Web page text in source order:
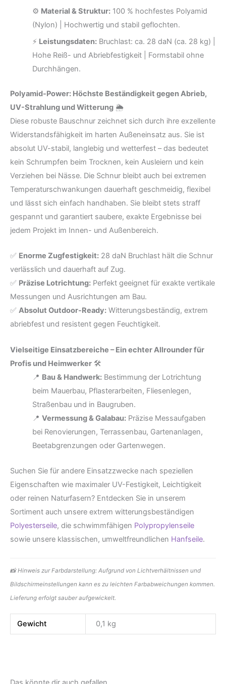
⚙️ Material & Struktur:100 % hochfestes Polyamid
(Nylon) | Hochwertig und stabil geflochten.
⚡ Leistungsdaten:Bruchlast: ca. 28 daN (ca. 28 kg) |
Hohe Reiß- und Abriebfestigkeit | Formstabil ohne
Durchhängen.
Polyamid-Power: Höchste Beständigkeit gegen Abrieb,
UV-Strahlung und Witterung 🌦️
Diese robuste Bauschnur zeichnet sich durch ihre exzellente
Widerstandsfähigkeit im harten Außeneinsatz aus. Sie ist
absolut UV-stabil, langlebig und wetterfest – das bedeutet
kein Schrumpfen beim Trocknen, kein Ausleiern und kein
Verziehen bei Nässe. Die Schnur bleibt auch bei extremen
Temperaturschwankungen dauerhaft geschmeidig, flexibel
und lässt sich einfach handhaben. Sie bleibt stets straff
gespannt und garantiert saubere, exakte Ergebnisse bei
jedem Projekt im Innen- und Außenbereich.
✅ Enorme Zugfestigkeit: 28 daN Bruchlast hält die Schnur
verlässlich und dauerhaft auf Zug.
✅ Präzise Lotrichtung: Perfekt geeignet für exakte vertikale
Messungen und Ausrichtungen am Bau.
✅ Absolut Outdoor-Ready: Witterungsbeständig, extrem
abriebfest und resistent gegen Feuchtigkeit.
Vielseitige Einsatzbereiche – Ein echter Allrounder für
Profis und Heimwerker 🛠️
📍 Bau & Handwerk:Bestimmung der Lotrichtung
beim Mauerbau, Pflasterarbeiten, Fliesenlegen,
Straßenbau und in Baugruben.
📍 Vermessung & Galabau:Präzise Messaufgaben
bei Renovierungen, Terrassenbau, Gartenanlagen,
Beetabgrenzungen oder Gartenwegen.
Suchen Sie für andere Einsatzzwecke nach speziellen
Eigenschaften wie maximaler UV-Festigkeit, Leichtigkeit
oder reinen Naturfasern? Entdecken Sie in unserem
Sortiment auch unsere extrem witterungsbeständigen
Polyesterseile, die schwimmfähigen Polypropylenseile
sowie unsere klassischen, umweltfreundlichen Hanfseile.
📸 Hinweis zur Farbdarstellung: Aufgrund von Lichtverhältnissen und
Bildschirmeinstellungen kann es zu leichten Farbabweichungen kommen.
Lieferung erfolgt sauber aufgewickelt.
Gewicht 0,1 kg